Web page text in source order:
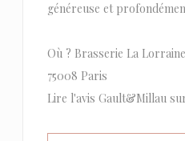
généreuse et
Où ? Brasserie La
75008 Paris
Lire l'avis Gault&Millau